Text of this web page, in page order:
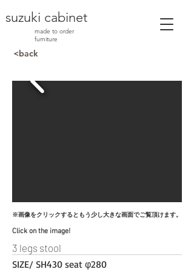
made to order
furniture
suzuki cabinet
<back
※画像をクリックするともう少し大きな画面でご覧頂けます。
Click on the image!
3 legs stool
SIZE/ SH430 seat φ280